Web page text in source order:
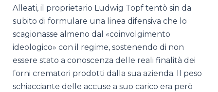
Alleati, il proprietario Ludwig Topf tentò sin da
subito di formulare una linea difensiva che lo
scagionasse almeno dal «coinvolgimento
ideologico» con il regime, sostenendo di non
essere stato a conoscenza delle reali finalità dei
forni crematori prodotti dalla sua azienda. Il peso
schiacciante delle accuse a suo carico era però